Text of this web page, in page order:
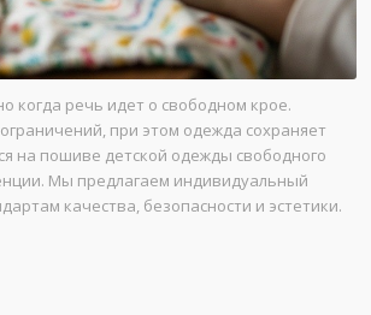
когда речь идет о свободном крое.
при этом одежда сохраняет
на пошиве детской одежды свободного
Мы предлагаем индивидуальный
качества, безопасности и эстетики.